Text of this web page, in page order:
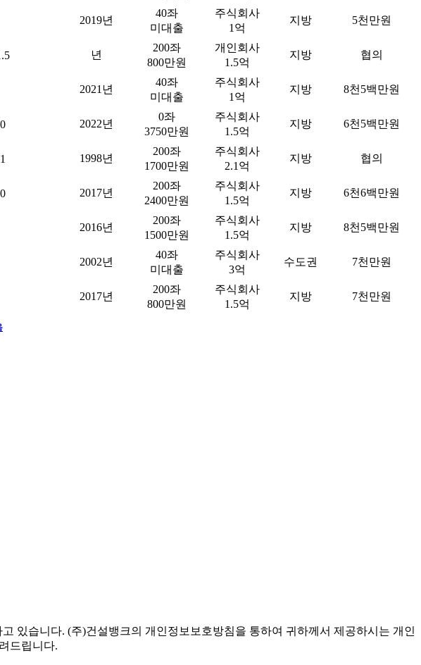
2019년
40좌
미대출
주식회사
1억
지방 5천만원
년
200좌
800만원
개인회사
1.5억
지방 협의
2021년
40좌
미대출
주식회사
1억
지방 8천5백만원
0 2022년
0좌
3750만원
주식회사
1.5억
지방 6천5백만원
1 1998년
200좌
1700만원
주식회사
2.1억
지방 협의
0 2017년
200좌
2400만원
주식회사
1.5억
지방 6천6백만원
2016년
200좌
1500만원
주식회사
1.5억
지방 8천5백만원
2002년
40좌
미대출
주식회사
3억
수도권 7천만원
2017년
200좌
800만원
주식회사
1.5억
지방 7천만원
있습니다. (주)건설뱅크의 개인정보보호방침을 통하여 귀하께서 제공하시는 개인
드립니다.